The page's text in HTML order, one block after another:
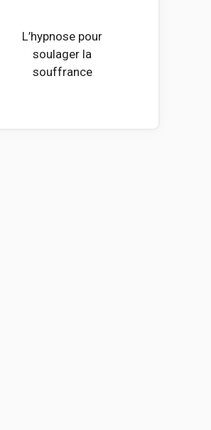
L’hypnose pour
soulager la
souffrance